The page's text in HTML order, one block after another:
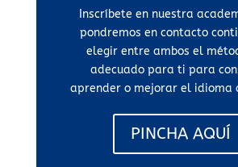
Inscríbete en nuestra
pondremos en contacto
elegir entre ambos el
adecuado para ti para
aprender o mejorar el idioma
PINCHA AQUÍ